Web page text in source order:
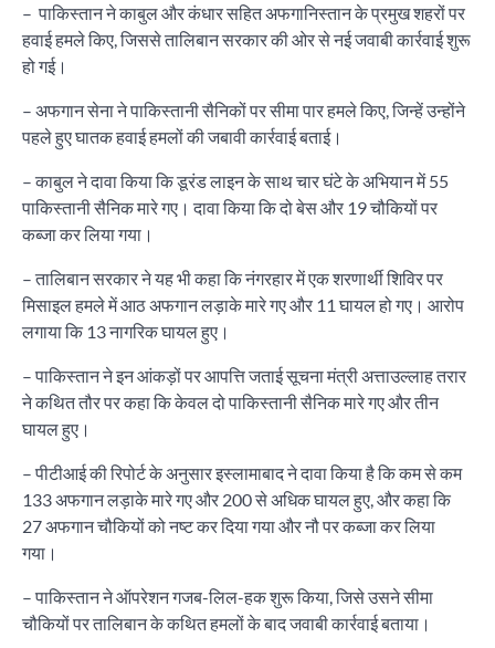
– पाकिस्तान ने काबुल और कंधार सहित अफगानिस्तान के प्रमुख शहरों पर
हवाई हमले किए, जिससे तालिबान सरकार की ओर से नई जवाबी कार्रवाई शुरू
हो गई।
– अफगान सेना ने पाकिस्तानी सैनिकों पर सीमा पार हमले किए, जिन्हें उन्होंने
पहले हुए घातक हवाई हमलों की जबावी कार्रवाई बताई।
– काबुल ने दावा किया कि डूरंड लाइन के साथ चार घंटे के अभियान में 55
पाकिस्तानी सैनिक मारे गए। दावा किया कि दो बेस और 19 चौकियों पर
कब्जा कर लिया गया।
– तालिबान सरकार ने यह भी कहा कि नंगरहार में एक शरणार्थी शिविर पर
मिसाइल हमले में आठ अफगान लड़ाके मारे गए और 11 घायल हो गए। आरोप
लगाया कि 13 नागरिक घायल हुए।
– पाकिस्तान ने इन आंकड़ों पर आपत्ति जताई सूचना मंत्री अत्ताउल्लाह तरार
ने कथित तौर पर कहा कि केवल दो पाकिस्तानी सैनिक मारे गए और तीन
घायल हुए।
– पीटीआई की रिपोर्ट के अनुसार इस्लामाबाद ने दावा किया है कि कम से कम
133 अफगान लड़ाके मारे गए और 200 से अधिक घायल हुए, और कहा कि
27 अफगान चौकियों को नष्ट कर दिया गया और नौ पर कब्जा कर लिया
गया।
– पाकिस्तान ने ऑपरेशन गजब-लिल-हक शुरू किया, जिसे उसने सीमा
चौकियों पर तालिबान के कथित हमलों के बाद जवाबी कार्रवाई बताया।